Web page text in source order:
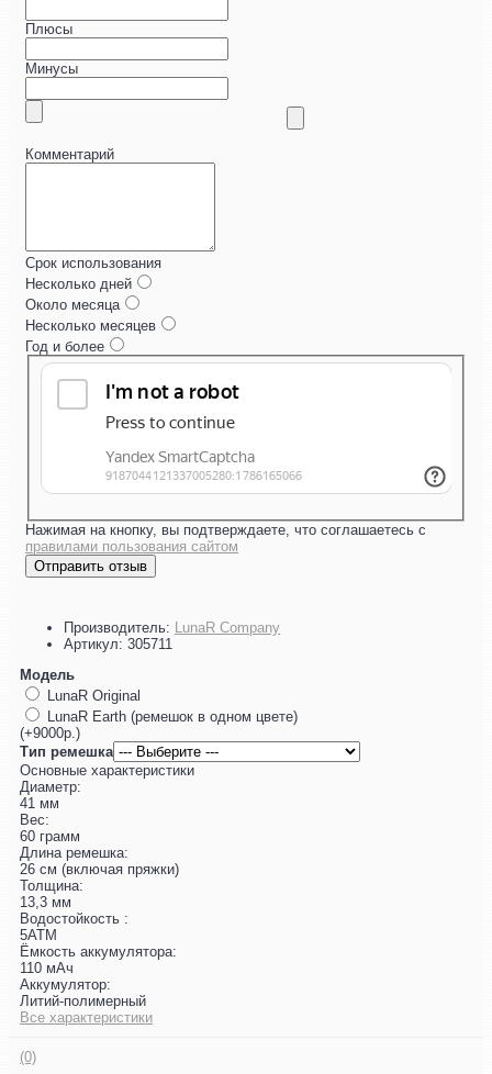
Плюсы
Минусы
Комментарий
Срок использования
Несколько дней
Около месяца
Несколько месяцев
Год и более
Нажимая на кнопку, вы подтверждаете, что соглашаетесь с
правилами пользования сайтом
Отправить отзыв
Производитель: LunaR Company
Артикул: 305711
Модель
LunaR Original
LunaR Earth (ремешок в одном цвете)
(+9000р.)
Тип ремешка
Основные характеристики
Диаметр:
41 мм
Вес:
60 грамм
Длина ремешка:
26 см (включая пряжки)
Толщина:
13,3 мм
Водостойкость :
5ATM
Ёмкость аккумулятора:
110 мАч
Аккумулятор:
Литий-полимерный
Все характеристики
(0)